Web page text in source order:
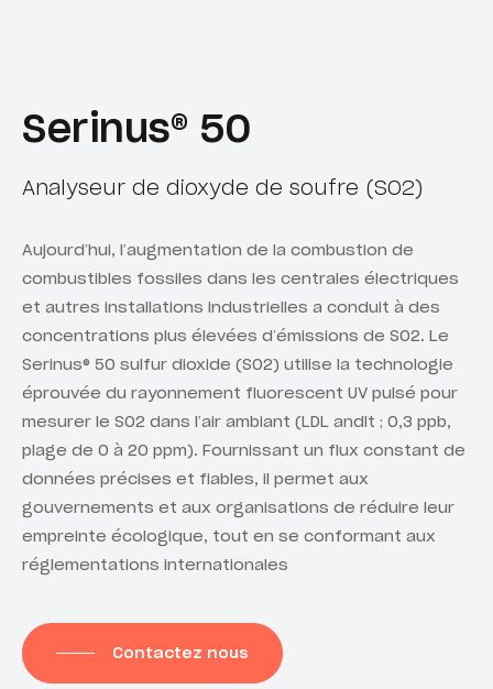
Serinus® 50
Analyseur de dioxyde de soufre (SO2)
Aujourd’hui, l’augmentation de la combustion de
combustibles fossiles dans les centrales électriques
et autres installations industrielles a conduit à des
concentrations plus élevées d’émissions de SO2. Le
Serinus® 50 sulfur dioxide (SO2) utilise la technologie
éprouvée du rayonnement fluorescent UV pulsé pour
mesurer le SO2 dans l’air ambiant (LDL andlt ; 0,3 ppb,
plage de 0 à 20 ppm). Fournissant un flux constant de
données précises et fiables, il permet aux
gouvernements et aux organisations de réduire leur
empreinte écologique, tout en se conformant aux
réglementations internationales
Contactez nous